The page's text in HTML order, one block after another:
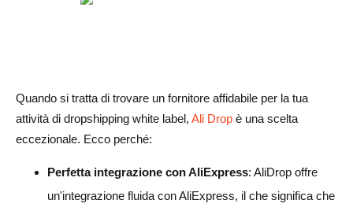
Quando si tratta di trovare un fornitore affidabile per la tua
attività di dropshipping white label, Ali Drop è una scelta
eccezionale. Ecco perché:
Perfetta integrazione con AliExpress: AliDrop offre
un'integrazione fluida con AliExpress, il che significa che